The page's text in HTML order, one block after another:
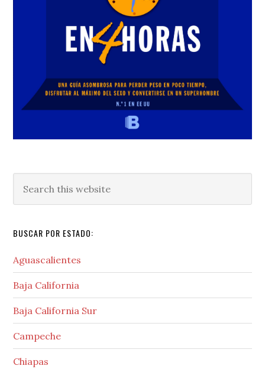
this
BUSCAR POR ESTADO:
Aguascalientes
Baja California
Baja California Sur
Campeche
Chiapas